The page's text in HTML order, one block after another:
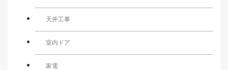
天井工事
室内ドア
家電